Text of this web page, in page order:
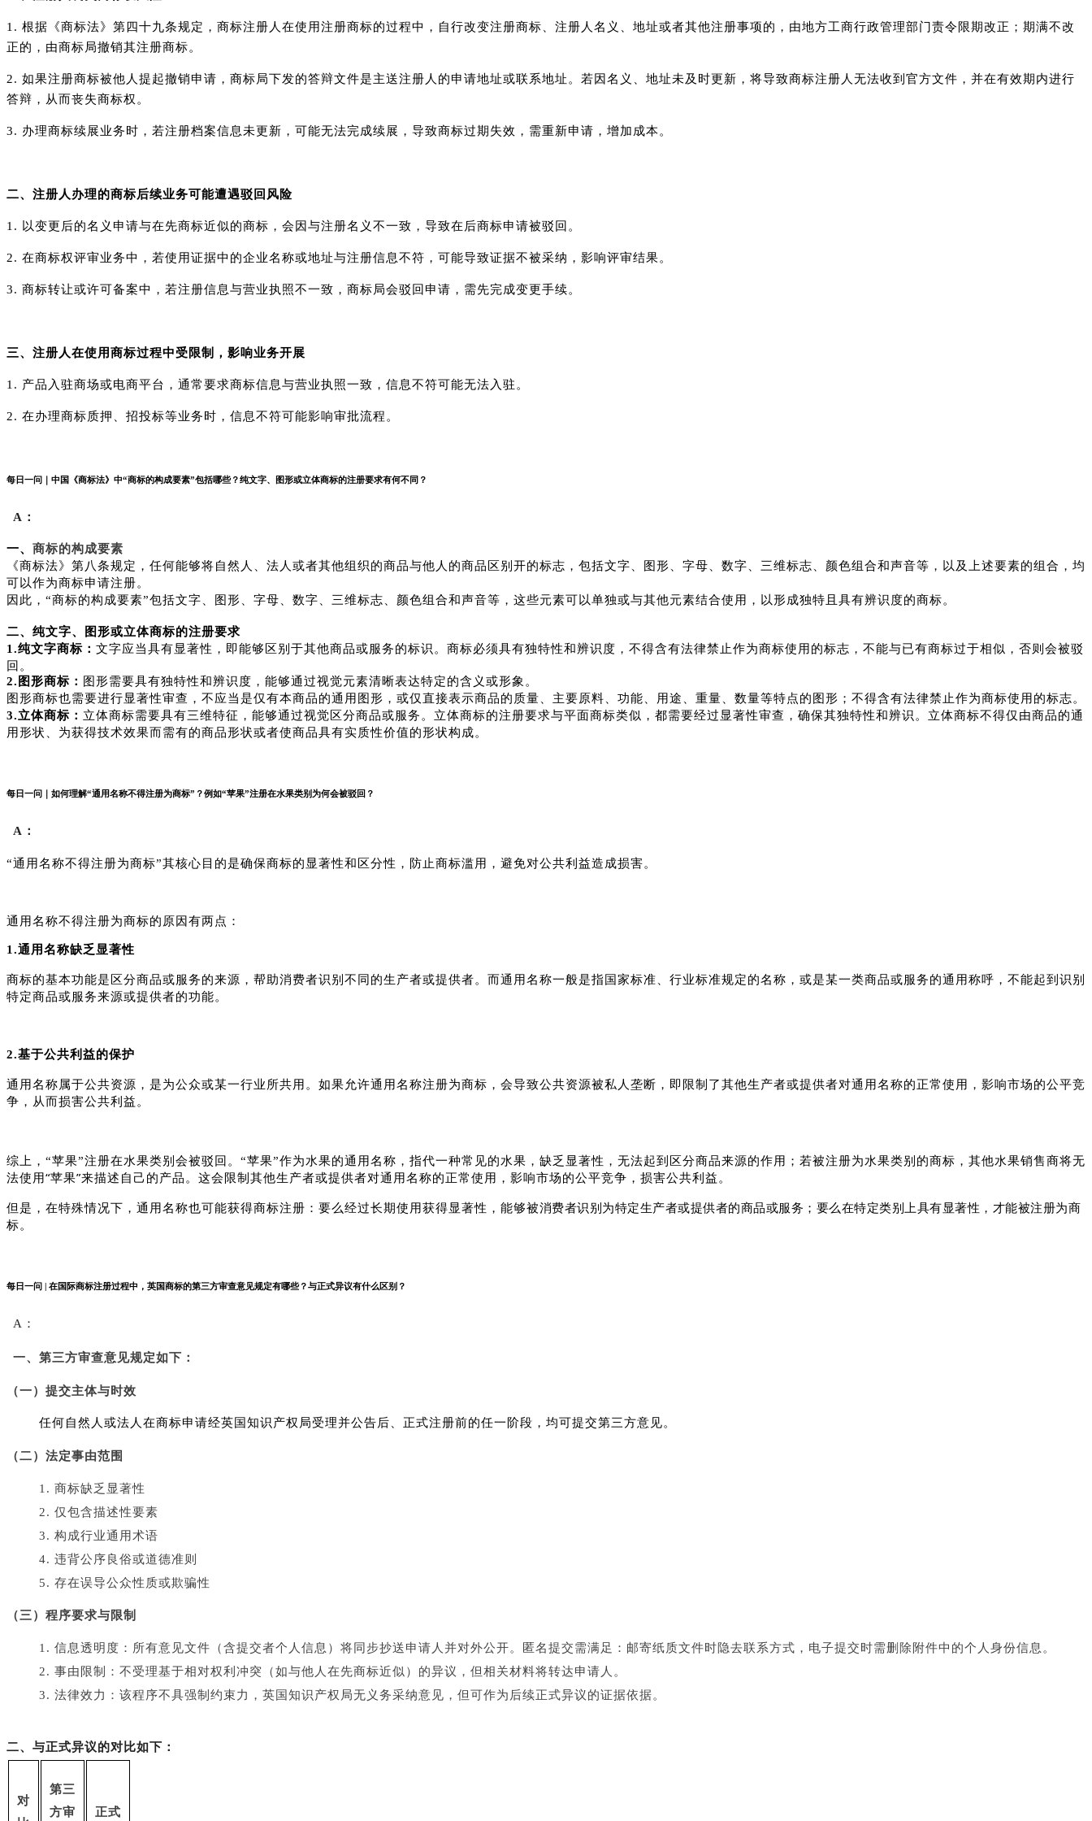
1. 根据《商标法》第四十九条规定，商标注册人在使用注册商标的过程中，自行改变注册商标、注册人名义、地址或者其他注册事项的，由地方工商行政管理部门责令限期改正；期满不改
正的，由商标局撤销其注册商标。
2. 如果注册商标被他人提起撤销申请，商标局下发的答辩文件是主送注册人的申请地址或联系地址。若因名义、地址未及时更新，将导致商标注册人无法收到官方文件，并在有效期内进行
答辩，从而丧失商标权。
3. 办理商标续展业务时，若注册档案信息未更新，可能无法完成续展，导致商标过期失效，需重新申请，增加成本。
二、注册人办理的商标后续业务可能遭遇驳回风险
1. 以变更后的名义申请与在先商标近似的商标，会因与注册名义不一致，导致在后商标申请被驳回。
2. 在商标权评审业务中，若使用证据中的企业名称或地址与注册信息不符，可能导致证据不被采纳，影响评审结果。
3. 商标转让或许可备案中，若注册信息与营业执照不一致，商标局会驳回申请，需先完成变更手续。
三、注册人在使用商标过程中受限制，影响业务开展
1. 产品入驻商场或电商平台，通常要求商标信息与营业执照一致，信息不符可能无法入驻。
2. 在办理商标质押、招投标等业务时，信息不符可能影响审批流程。
每日一问｜中国《商标法》中“商标的构成要素”包括哪些？纯文字、图形或立体商标的注册要求有何不同？
A：
一、 商标的构成要素
《商标法》第八条规定，任何能够将自然人、法人或者其他组织的商品与他人的商品区 别开的标志，包括文字、图形、字母、数字、三维标志、颜色组合和声音等，以及上述要素的组合，均
可以作为商标申请注册。
因此，“商标的构成要素”包括文字、图形、字母、数字、三维标志、颜色组合和声音等，这些元素可以单独或与其他元素结合使用，以形成独特且具有辨识度的商标。
二、纯文字、图形或立体商标的注册要求
1.纯文字商标： 文字应当具有显著性，即能够区别于其他商品或服务的标识。商标必须具有独特性和辨识度，不得含有法律禁止作为商标使用的标志，不能与已有商标过于相似，否则会被驳
回。
2.图形商标：
图形需要具有独特性和辨识度，能够通过视觉元素清晰表达特定的含义或形象。
图形商标也需要进行显著性审查，不应当是仅有本商品的通用图形，或仅直接表示商品的质量、主要原料、功能、用途、重量、数量等特点的图形； 不得含有法律禁止作为商标使用的标志。
3.立体商标： 立体商标需要具有三维特征，能够通过视觉区分商品或服务。立体商标的注册要求与平面商标类似，都需要经过显著性审查，确保其独特性和辨识。 立体商标不得仅由商品的通
用形状、为获得技术效果而需有的商品形状或者使商品具有实质性价值的形状构成。
每日一问｜如何理解“通用名称不得注册为商标”？例如“苹果”注册在水果类别为何会被驳回？
A：
“通用名称不得注册为商标”其核心目的是确保商标的显著性和区分性，防止商标滥用， 避免对公共利益造成损害。
通用名称不得注册为商标的原因有两点：
1.通用名称缺乏显著性
商标的基本功能是区分商品或服务的来源，帮助消费者识别不同的生产者或提供者。而通用名称一般是指国家标准、行业标准规定的名称，或是某一类商品或服务的通用称呼，不能起到识别
特定商品或服务来源或提供者的功能。
2.基于公共利益的保护
通用名称属于公共资源，是为公众或某一行业所共用。如果允许通用名称注册为商标，会导致公共资源被私人垄断，即限制了其他生产者或提供者对通用名称的正常使用，影响市场的公平竞
争，从而损害公共利益。
综上，“苹果”注册在水果类别会被驳回。“苹果”作为水果的通用名称，指代一种常见的水果，缺乏显著性，无法起到区分商品来源的作用；若被注册为水果类别的商标，其他水果销售商将无
法使用“苹果”来描述自己的产品。这会限制其他生产者或提供者对通用名称的正常使用，影响市场的公平竞争，损害公共利益。
但是，在特殊情况下，通用名称也可能获得商标注册：要么经过长期使用获得显著性，能够被消费者识别为特定生产者或提供者的商品或服务；要么在特定类别上具有显著性，才能被注册为商
标。
每日一问 | 在国际商标注册过程中，英国商标的第三方审查意见规定有哪些？与正式异议有什么区别？
A：
一、第三方审查意见规定如下：
（一）提交主体与时效
任何自然人或法人在商标申请经英国知识产权局受理并公告后、 正式注册前的任一阶段，均可提交第三方意见。
（二）法定事由范围
1. 商标缺乏显著性
2. 仅包含描述性要素
3. 构成行业通用术语
4. 违背公序良俗或道德准则
5. 存在误导公众性质或欺骗性
（三）程序要求与限制
1. 信息透明度：所有意见文件（含提交者个人信息）将同步抄送申请人并对外公开。匿名提交需满足：邮寄纸质文件时隐去联系方式，电子提交时需删除附件中的个人身份信息。
2. 事由限制：不受理基于相对权利冲突（如与他人在先商标近似）的异议，但相关材料将转达申请人。
3. 法律效力：该程序不具强制约束力，英国知识产权局无义务采纳意见，但可作为后续正式异议的证据依据。
二、 与正式异议的对比如下：
对
第三
方审
正式